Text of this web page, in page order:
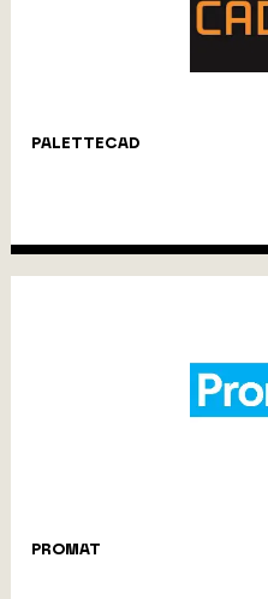
PALETTECAD
PROMAT